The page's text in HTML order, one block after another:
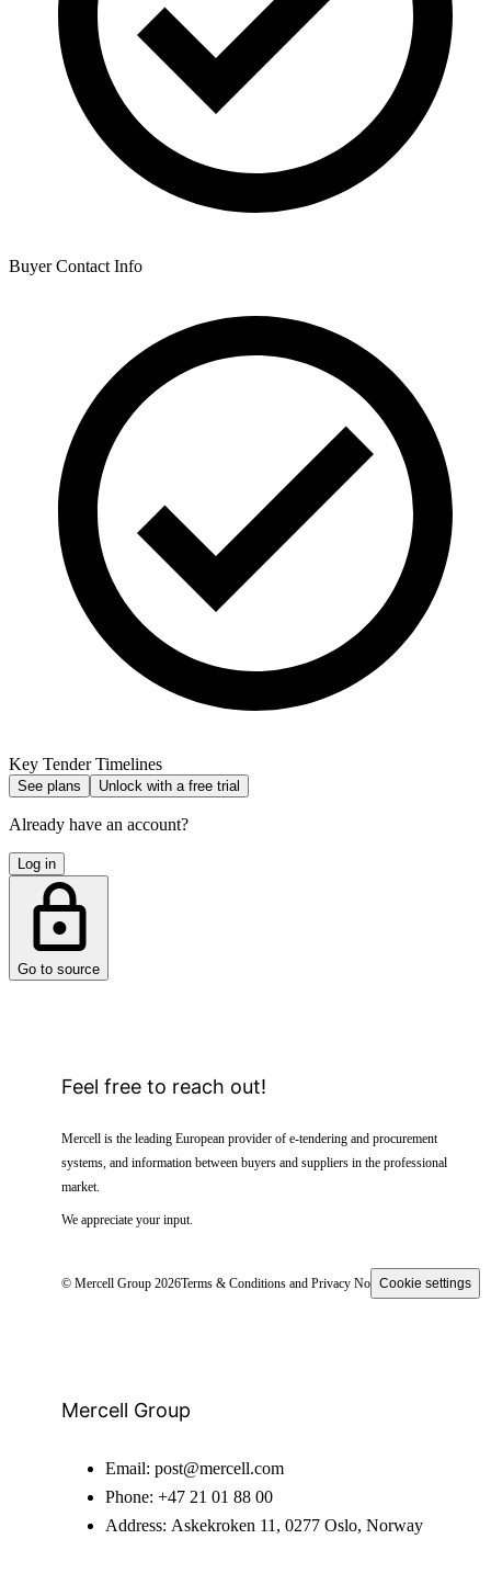
Buyer Contact Info
Key Tender Timelines
See plans Unlock with a free trial
Already have an account?
Log in
Go to source
Feel free to reach out!
Mercell is the leading European provider of e-tendering and procurement
systems, and information between buyers and suppliers in the professional
market.
We appreciate your input.
© Mercell Group 2026Terms & Conditions and Privacy NoticeCookie settings
Mercell Group
Email: post@mercell.com
Phone: +47 21 01 88 00
Address: Askekroken 11, 0277 Oslo, Norway